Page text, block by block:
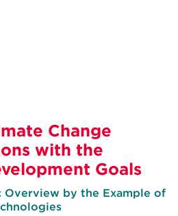
Change
with the
Goals
Overview by the Example of